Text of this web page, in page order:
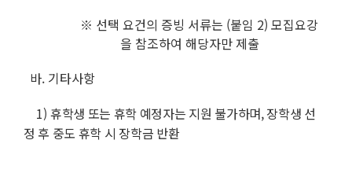
※ 선택 요건의 증빙 서류는 (붙임 2) 모집요강
을 참조하여 해당자만 제출
바. 기타사항
1) 휴학생 또는 휴학 예정자는 지원 불가하며, 장학생 선
정 후 중도 휴학 시 장학금 반환